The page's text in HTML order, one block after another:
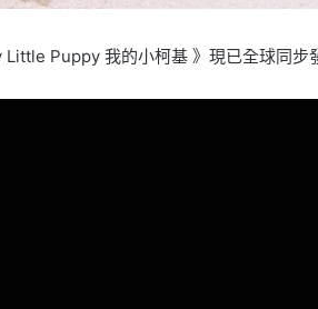
Puppy 我的小柯基 》現已全球同步